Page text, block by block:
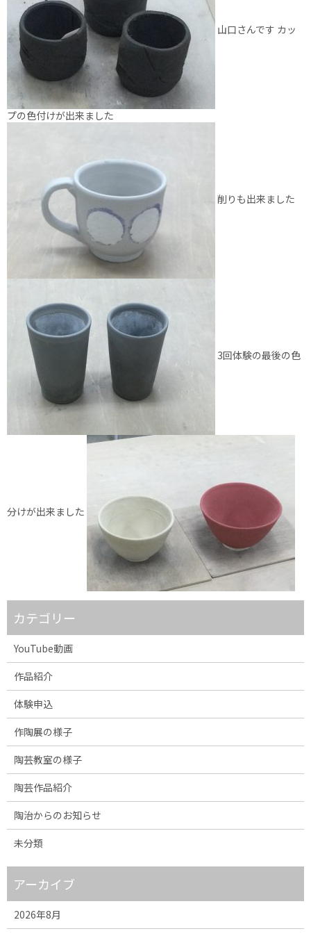
山口さんです カッ
プの色付けが出来ました
削りも出来ました
3回体験の最後の色
分けが出来ました
カテゴリー
YouTube動画
作品紹介
体験申込
作陶展の様子
陶芸教室の様子
陶芸作品紹介
陶治からのお知らせ
未分類
アーカイブ
2026年8月